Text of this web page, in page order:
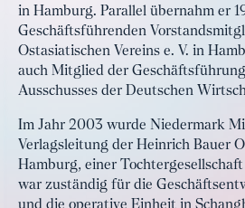
in Hamburg. Parallel übernahm er
Geschäftsführenden
Ostasiatischen Vereins e. V. in
auch Mitglied der
Ausschusses der Deutschen
Im Jahr 2003 wurde Niedermark
Verlagsleitung der Heinrich Bauer
Hamburg, einer Tochtergesellschaft
war zuständig für die